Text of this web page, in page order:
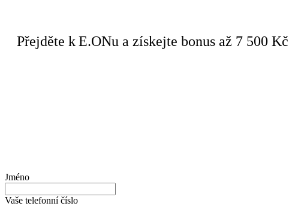
Přejděte k E.ONu a získejte bonus až 7 500 Kč
Jméno
Vaše telefonní číslo